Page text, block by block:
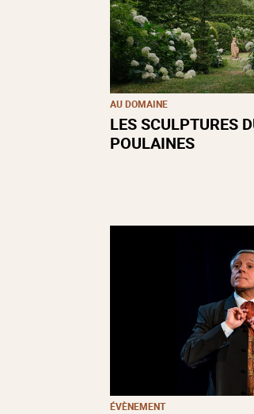
AU DOMAINE
LES SCULPTURES
POULAINES
ÉVÈNEMENT